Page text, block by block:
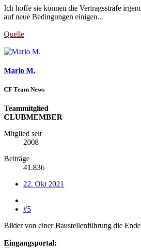
Ich hoffe sie können die Vertragsstrafe
auf neue Bedingungen einigen...
Quelle
Mario M.
CF Team News
Teammitglied
CLUBMEMBER
Mitglied seit
2008
Beiträge
41.836
22. Okt 2021
#5
Bilder von einer Baustellenführung die Ende
Eingangsportal: